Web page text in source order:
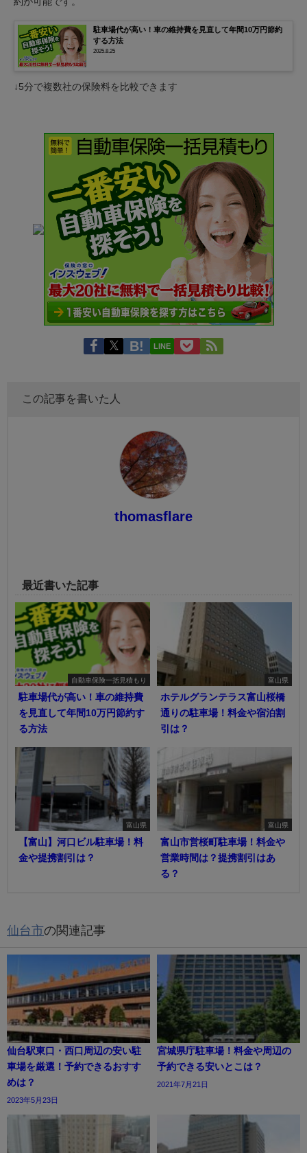
駐車場代が高い！車の維持費を見直して年間10万円節約
する方法
2025.8.25
↓5分で複数社の保険料を比較できます
LINE
この記事を書いた人
thomasflare
最近書いた記事
自動車保険一括見積もり
駐車場代が高い！車の維持費
を見直して年間10万円節約す
る方法
富山県
ホテルグランテラス富山桜橋
通りの駐車場！料金や宿泊割
引は？
富山県
【富山】河口ビル駐車場！料
金や提携割引は？
富山県
富山市営桜町駐車場！料金や
営業時間は？提携割引はあ
る？
仙台市の関連記事
仙台駅東口・西口周辺の安い駐
車場を厳選！予約できるおすす
めは？
2023年5月23日
宮城県庁駐車場！料金や周辺の
予約できる安いとこは？
2021年7月21日